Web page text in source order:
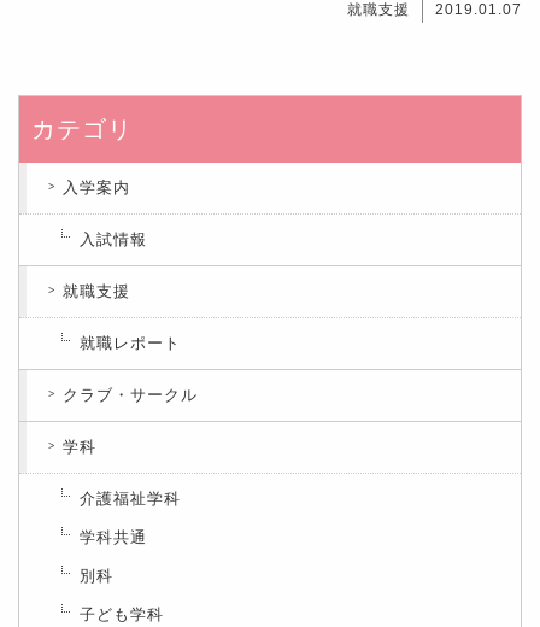
就職支援 2019.01.07
カテゴリ
入学案内
入試情報
就職支援
就職レポート
クラブ・サークル
学科
介護福祉学科
学科共通
別科
子ども学科